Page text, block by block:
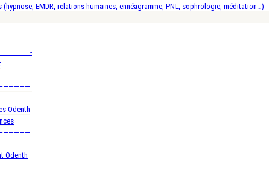
EMDR, relations humaines, ennéagramme, PNL, sophrologie, méditation…)
Odenth
Odenth